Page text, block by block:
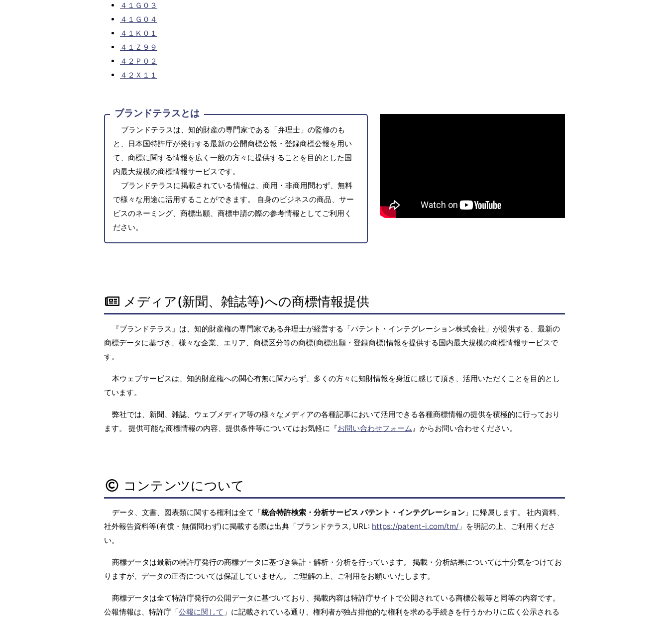
４１Ｇ０３
４１Ｇ０４
４１Ｋ０１
４１Ｚ９９
４２Ｐ０２
４２Ｘ１１
ブランドテラスとは
ブランドテラスは、知的財産の専門家である「弁理士」の監修のも
と、日本国特許庁が発行する最新の公開商標公報・登録商標公報を用い
て、商標に関する情報を広く一般の方々に提供することを目的とした国
内最大規模の商標情報サービスです。
ブランドテラスに掲載されている情報は、商用・非商用問わず、無料
で様々な用途に活用することができます。 自身のビジネスの商品、サー
ビスのネーミング、商標出願、商標申請の際の参考情報としてご利用く
ださい。
メディア(新聞、雑誌等)への商標情報提供
『ブランドテラス』は、知的財産権の専門家である弁理士が経営する「パテント・インテグレーション株式会社」が提供する、最新の
商標データに基づき、様々な企業、エリア、商標区分等の商標(商標出願・登録商標)情報を提供する国内最大規模の商標情報サービスで
す。
本ウェブサービスは、知的財産権への関心有無に関わらず、多くの方々に知財情報を身近に感じて頂き、活用いただくことを目的とし
ています。
弊社では、新聞、雑誌、ウェブメディア等の様々なメディアの各種記事において活用できる各種商標情報の提供を積極的に行っており
ます。 提供可能な商標情報の内容、提供条件等についてはお気軽に『お問い合わせフォーム 』からお問い合わせください。
コンテンツについて
データ、文書、図表類に関する権利は全て「統合特許検索・分析サービス パテント・インテグレーション 」に帰属します。 社内資料、
社外報告資料等(有償・無償問わず)に掲載する際は出典「ブランドテラス, URL: https://patent-i.com/tm/ 」を明記の上、ご利用くださ
い。
商標データは最新の特許庁発行の商標データに基づき集計・解析・分析を行っています。 掲載・分析結果については十分気をつけてお
りますが、データの正否については保証していません。 ご理解の上、ご利用をお願いいたします。
商標データは全て特許庁発行の公開データに基づいており、掲載内容は特許庁サイトで公開されている商標公報等と同等の内容です。
公報情報は、特許庁「公報に関して 」に記載されている通り、権利者が独占排他的な権利を求める手続きを行うかわりに広く公示される